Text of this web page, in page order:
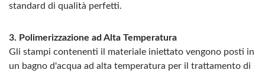
standard di qualità perfetti.
3. Polimerizzazione ad Alta Temperatura
Gli stampi contenenti il materiale iniettato vengono posti in
un bagno d'acqua ad alta temperatura per il trattamento di